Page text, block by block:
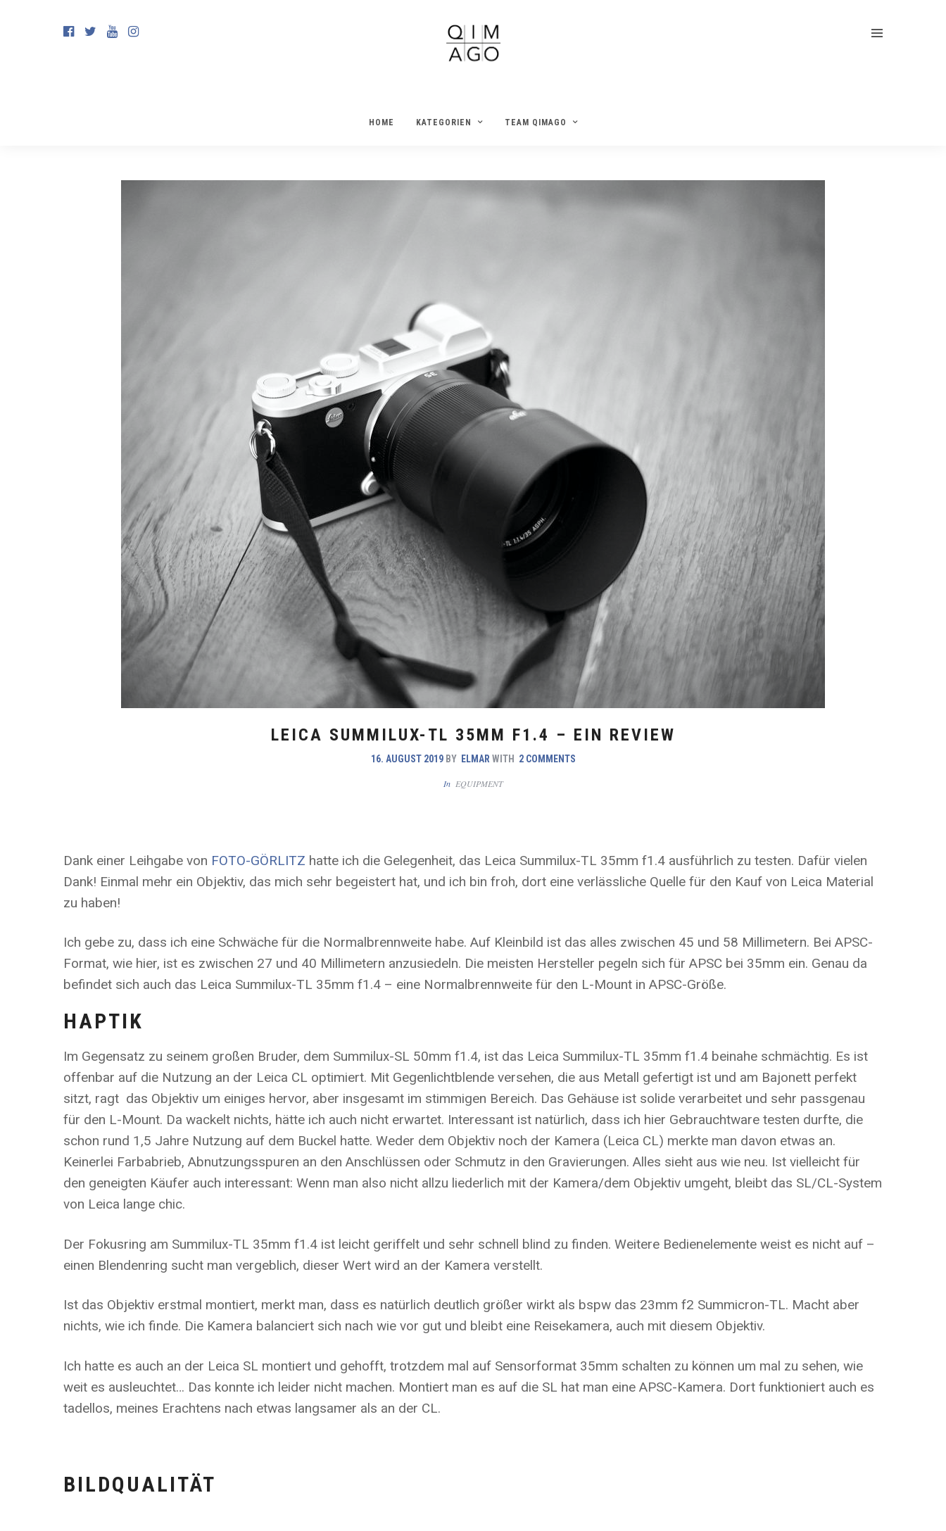
HOME KATEGORIEN TEAM QIMAGO
LEICA SUMMILUX-TL 35MM F1.4 – EIN REVIEW
16. AUGUST 2019 BY ELMAR WITH 2 COMMENTS
In EQUIPMENT
Dank einer Leihgabe von FOTO-GÖRLITZ hatte ich die Gelegenheit, das Leica Summilux-TL 35mm f1.4 ausführlich zu testen. Dafür vielen
Dank! Einmal mehr ein Objektiv, das mich sehr begeistert hat, und ich bin froh, dort eine verlässliche Quelle für den Kauf von Leica Material
zu haben!
Ich gebe zu, dass ich eine Schwäche für die Normalbrennweite habe. Auf Kleinbild ist das alles zwischen 45 und 58 Millimetern. Bei APSC-
Format, wie hier, ist es zwischen 27 und 40 Millimetern anzusiedeln. Die meisten Hersteller pegeln sich für APSC bei 35mm ein. Genau da
befindet sich auch das Leica Summilux-TL 35mm f1.4 – eine Normalbrennweite für den L-Mount in APSC-Größe.
HAPTIK
Im Gegensatz zu seinem großen Bruder, dem Summilux-SL 50mm f1.4, ist das Leica Summilux-TL 35mm f1.4 beinahe schmächtig. Es ist
offenbar auf die Nutzung an der Leica CL optimiert. Mit Gegenlichtblende versehen, die aus Metall gefertigt ist und am Bajonett perfekt
sitzt, ragt das Objektiv um einiges hervor, aber insgesamt im stimmigen Bereich. Das Gehäuse ist solide verarbeitet und sehr passgenau
für den L-Mount. Da wackelt nichts, hätte ich auch nicht erwartet. Interessant ist natürlich, dass ich hier Gebrauchtware testen durfte, die
schon rund 1,5 Jahre Nutzung auf dem Buckel hatte. Weder dem Objektiv noch der Kamera (Leica CL) merkte man davon etwas an.
Keinerlei Farbabrieb, Abnutzungsspuren an den Anschlüssen oder Schmutz in den Gravierungen. Alles sieht aus wie neu. Ist vielleicht für
den geneigten Käufer auch interessant: Wenn man also nicht allzu liederlich mit der Kamera/dem Objektiv umgeht, bleibt das SL/CL-System
von Leica lange chic.
Der Fokusring am Summilux-TL 35mm f1.4 ist leicht geriffelt und sehr schnell blind zu finden. Weitere Bedienelemente weist es nicht auf –
einen Blendenring sucht man vergeblich, dieser Wert wird an der Kamera verstellt.
Ist das Objektiv erstmal montiert, merkt man, dass es natürlich deutlich größer wirkt als bspw das 23mm f2 Summicron-TL. Macht aber
nichts, wie ich finde. Die Kamera balanciert sich nach wie vor gut und bleibt eine Reisekamera, auch mit diesem Objektiv.
Ich hatte es auch an der Leica SL montiert und gehofft, trotzdem mal auf Sensorformat 35mm schalten zu können um mal zu sehen, wie
weit es ausleuchtet… Das konnte ich leider nicht machen. Montiert man es auf die SL hat man eine APSC-Kamera. Dort funktioniert auch es
tadellos, meines Erachtens nach etwas langsamer als an der CL.
BILDQUALITÄT